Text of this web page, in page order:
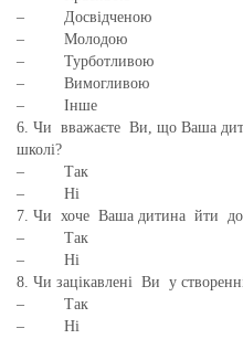
– Досвідченою
– Молодою
– Турботливою
– Вимогливою
– Інше
6. Чи вважаєте Ви, що Ваша
школі?
– Так
– Ні
7. Чи хоче Ваша дитина йти до
– Так
– Ні
8. Чи зацікавлені Ви у
– Так
– Ні